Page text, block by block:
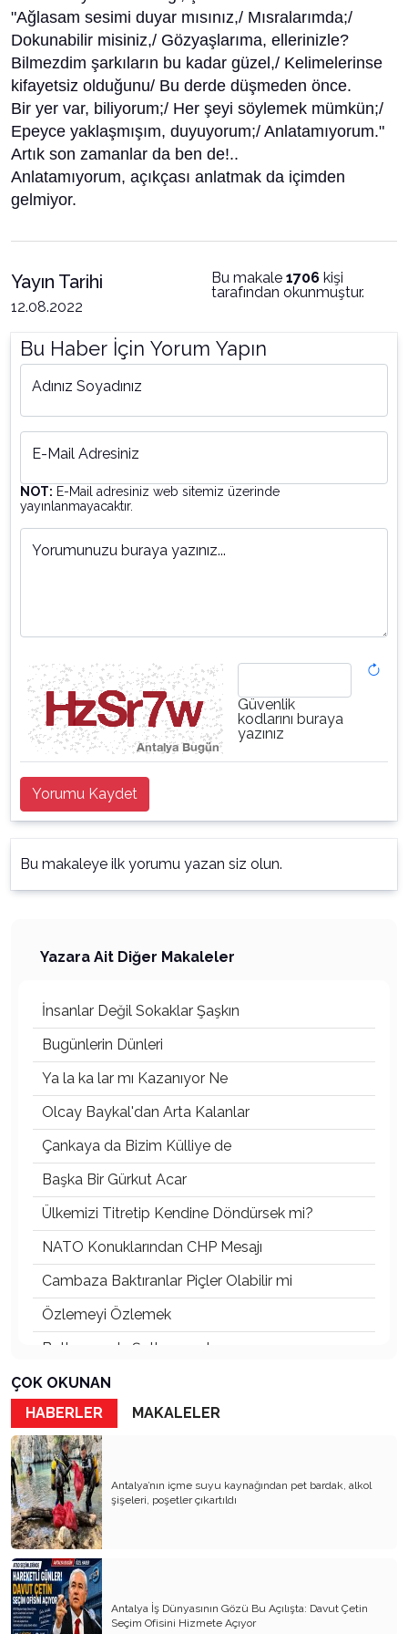
"Ağlasam sesimi duyar mısınız,/ Mısralarımda;/
Dokunabilir misiniz,/ Gözyaşlarıma, ellerinizle?
Bilmezdim şarkıların bu kadar güzel,/ Kelimelerinse
kifayetsiz olduğunu/ Bu derde düşmeden önce.
Bir yer var, biliyorum;/ Her şeyi söylemek mümkün;/
Epeyce yaklaşmışım, duyuyorum;/ Anlatamıyorum."
Artık son zamanlar da ben de!..
Anlatamıyorum, açıkçası anlatmak da içimden
gelmiyor.
Yayın Tarihi
12.08.2022
Bu makale 1706 kişi
tarafından okunmuştur.
Bu Haber İçin Yorum Yapın
Adınız Soyadınız
E-Mail Adresiniz
NOT: E-Mail adresiniz web sitemiz üzerinde
yayınlanmayacaktır.
Yorumunuzu buraya yazınız...
Güvenlik
kodlarını buraya
yazınız
Yorumu Kaydet
Bu makaleye ilk yorumu yazan siz olun.
Yazara Ait Diğer Makaleler
İnsanlar Değil Sokaklar Şaşkın
Bugünlerin Dünleri
Ya la ka lar mı Kazanıyor Ne
Olcay Baykal'dan Arta Kalanlar
Çankaya da Bizim Külliye de
Başka Bir Gürkut Acar
Ülkemizi Titretip Kendine Döndürsek mi?
NATO Konuklarından CHP Mesajı
Cambaza Baktıranlar Piçler Olabilir mi
Özlemeyi Özlemek
Butlanınız da Şutlanınız da
Yaşananların Vebali Kim
Siyasetin Kökleri Köklerin Siyaseti
Nereye CHP Nereye
Öf Öf de Öf Öf
Birbirimizi Anlasak mı
Kapitalist Yaşam Tarzına İslami Ekonomi
Mayıs’ta öldürüldük, Haziran’da direndik.
İki Miras T.C ve CHP
ÇOK OKUNAN
HABERLER
MAKALELER
Antalya’nın içme suyu kaynağından pet bardak, alkol
şişeleri, poşetler çıkartıldı
Antalya İş Dünyasının Gözü Bu Açılışta: Davut Çetin
Seçim Ofisini Hizmete Açıyor